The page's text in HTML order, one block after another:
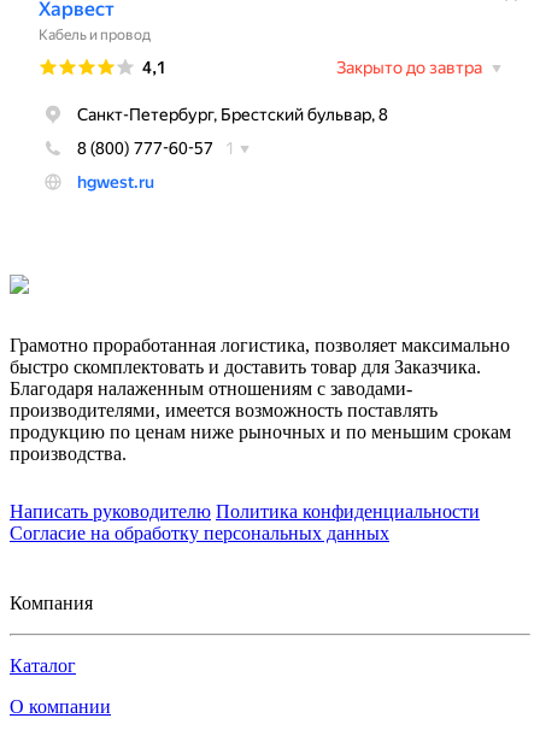
Грамотно проработанная логистика, позволяет максимально
быстро скомплектовать и доставить товар для Заказчика.
Благодаря налаженным отношениям с заводами-
производителями, имеется возможность поставлять
продукцию по ценам ниже рыночных и по меньшим срокам
производства.
Написать руководителю Политика конфиденциальности
Согласие на обработку персональных данных
Компания
Каталог
О компании